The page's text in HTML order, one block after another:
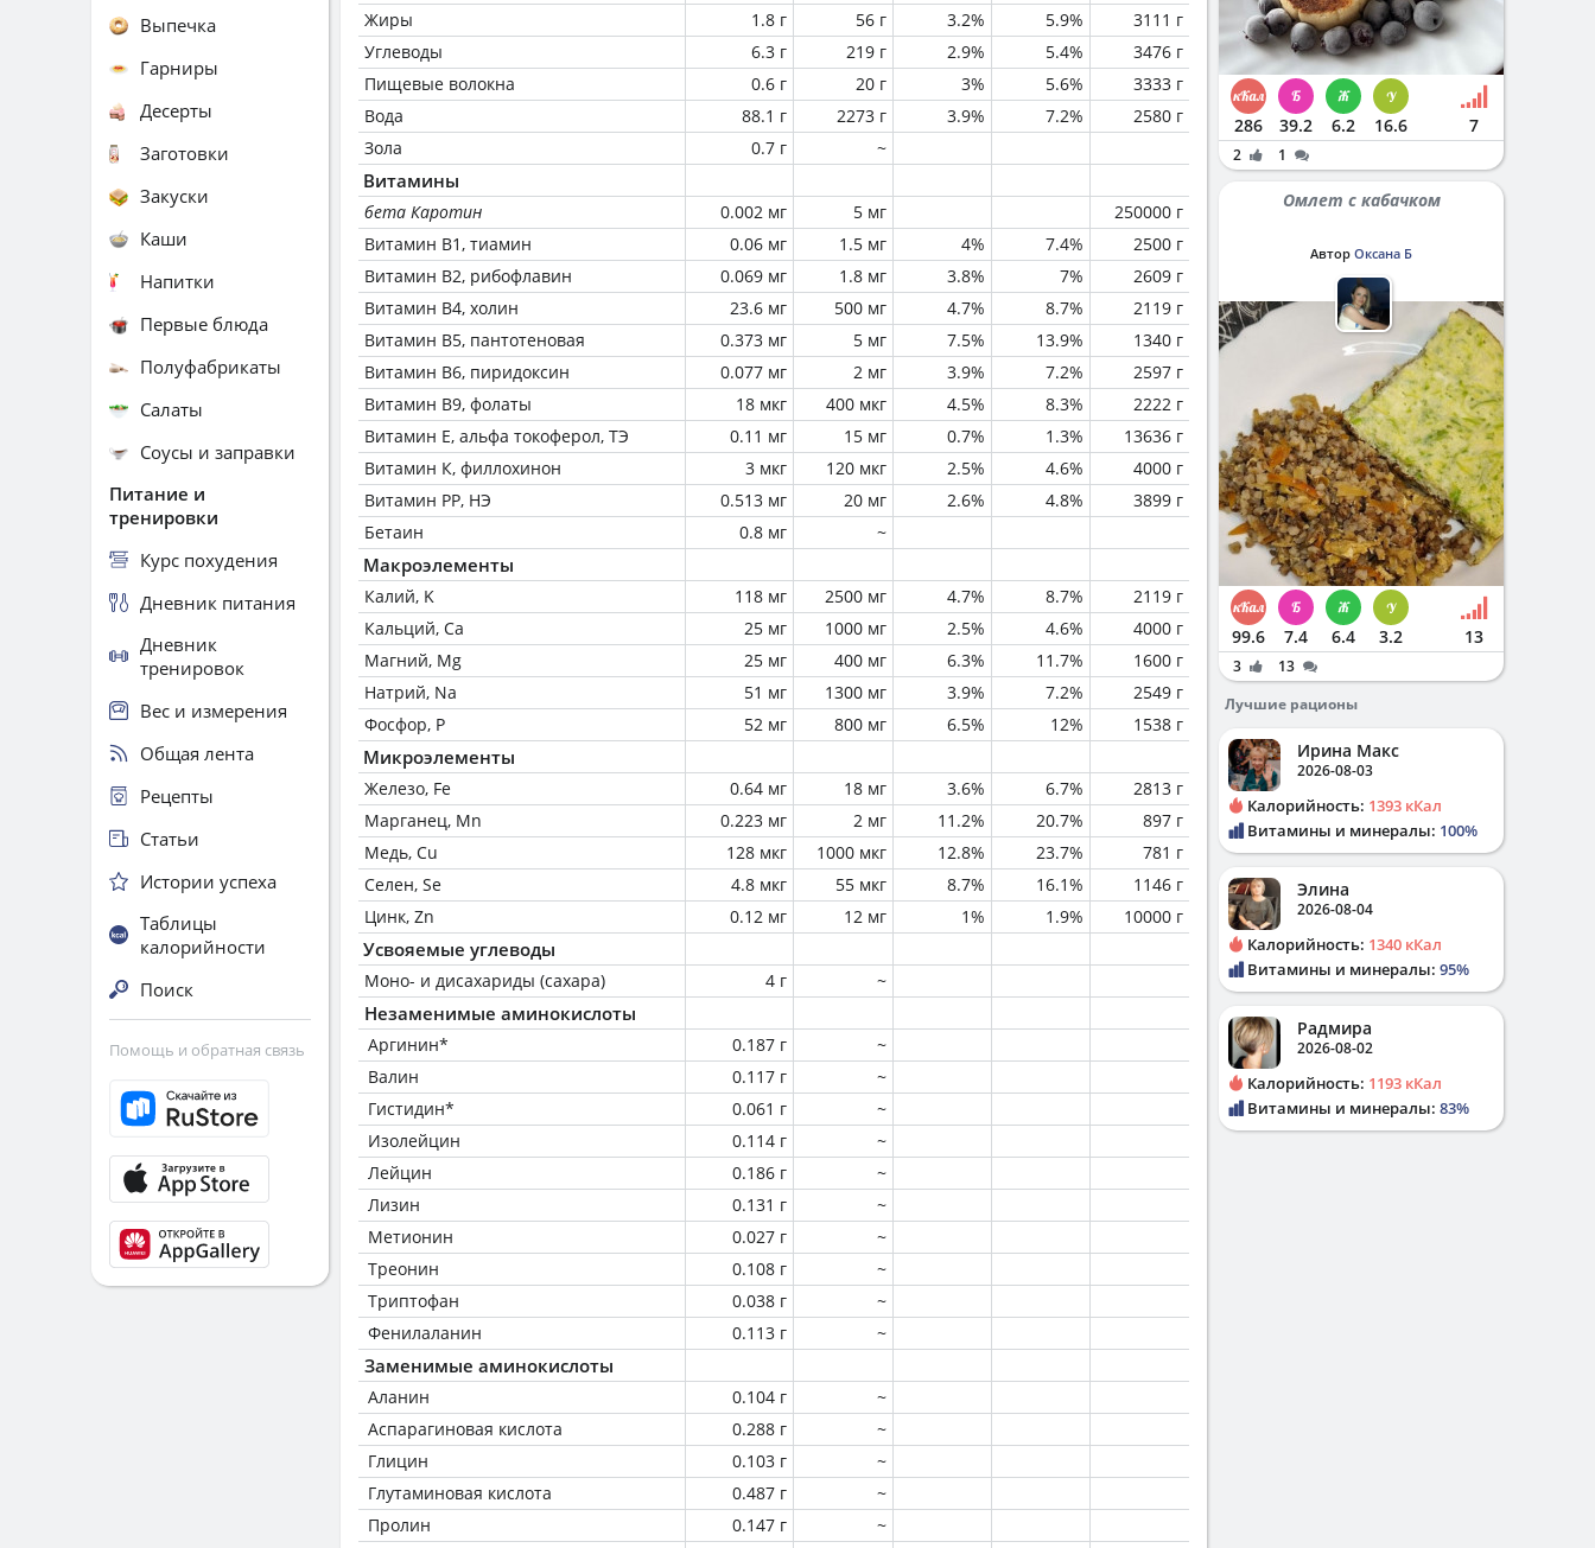
Жиры
1.8 г 56 г 3.2% 5.9%
3111 г
Углеводы
6.3 г 219 г 2.9% 5.4%
3476 г
Пищевые волокна
0.6 г 20 г 3% 5.6%
3333 г
Вода
88.1 г 2273 г 3.9% 7.2%
2580 г
Зола
0.7 г ~
Витамины
бета Каротин 0.002 мг 5 мг
250000 г
Витамин В1, тиамин
0.06 мг 1.5 мг 4% 7.4%
2500 г
Витамин В2, рибофлавин
0.069 мг 1.8 мг 3.8% 7%
2609 г
Витамин В4, холин
23.6 мг 500 мг 4.7% 8.7%
2119 г
Витамин В5, пантотеновая
0.373 мг 5 мг 7.5% 13.9%
1340 г
Витамин В6, пиридоксин
0.077 мг 2 мг 3.9% 7.2%
2597 г
Витамин В9, фолаты
18 мкг 400 мкг 4.5% 8.3%
2222 г
Витамин Е, альфа токоферол, ТЭ
0.11 мг 15 мг 0.7% 1.3%
13636 г
Витамин К, филлохинон
3 мкг 120 мкг 2.5% 4.6%
4000 г
Витамин РР, НЭ
0.513 мг 20 мг 2.6% 4.8%
3899 г
Бетаин
0.8 мг ~
Макроэлементы
Калий, K 118 мг 2500 мг 4.7% 8.7%
2119 г
Кальций, Ca
25 мг 1000 мг 2.5% 4.6%
4000 г
Магний, Mg
25 мг 400 мг 6.3% 11.7%
1600 г
Натрий, Na
51 мг 1300 мг 3.9% 7.2%
2549 г
Фосфор, P
52 мг 800 мг 6.5% 12% 1538 г
Микроэлементы
Железо, Fe 0.64 мг 18 мг 3.6% 6.7%
2813 г
Марганец, Mn
0.223 мг 2 мг 11.2% 20.7%
897 г
Медь, Cu
128 мкг 1000 мкг 12.8% 23.7%
781 г
Селен, Se
4.8 мкг 55 мкг 8.7% 16.1%
1146 г
Цинк, Zn
0.12 мг 12 мг 1% 1.9% 10000 г
Усвояемые углеводы
Моно- и дисахариды (сахара) 4 г ~
Незаменимые аминокислоты
Аргинин* 0.187 г
~
Валин
0.117 г
~
Гистидин*
0.061 г
~
Изолейцин
0.114 г
~
Лейцин
0.186 г
~
Лизин
0.131 г
~
Метионин
0.027 г
~
Треонин
0.108 г
~
Триптофан
0.038 г
~
Фенилаланин
0.113 г ~
Заменимые аминокислоты
Аланин 0.104 г
~
Аспарагиновая кислота
0.288 г
~
Глицин
0.103 г
~
Глутаминовая кислота
0.487 г
~
Пролин
0.147 г
~
Выпечка
Гарниры
Десерты
Заготовки
Закуски
Каши
Напитки
Первые блюда
Полуфабрикаты
Салаты
Соусы и заправки
Питание и
тренировки
Курс похудения
Дневник питания
Дневник
тренировок
Вес и измерения
Общая лента
Рецепты
Статьи
Истории успеха
Таблицы
калорийности
Поиск
Помощь и обратная связь
286 39.2 6.2 16.6 7
2 1
Омлет с кабачком
Автор Оксана Б
99.6 7.4 6.4 3.2 13
3
13
Лучшие рационы
Ирина Макс
2026-08-03
Калорийность: 1393 кКал
Витамины и минералы: 100%
Элина
2026-08-04
Калорийность: 1340 кКал
Витамины и минералы: 95%
Радмира
2026-08-02
Калорийность: 1193 кКал
Витамины и минералы: 83%